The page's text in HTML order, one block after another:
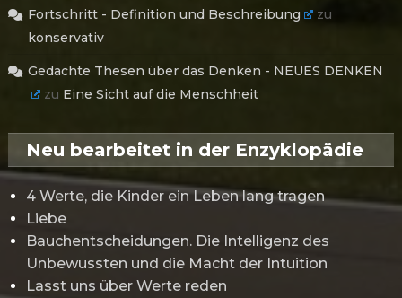
Fortschritt - Definition und Beschreibung
zu
konservativ
Gedachte Thesen über das Denken - NEUES DENKEN
zu Eine Sicht auf die Menschheit
Neu bearbeitet in der Enzyklopädie
4 Werte, die Kinder ein Leben lang tragen
Liebe
Bauchentscheidungen. Die Intelligenz des
Unbewussten und die Macht der Intuition
Lasst uns über Werte reden